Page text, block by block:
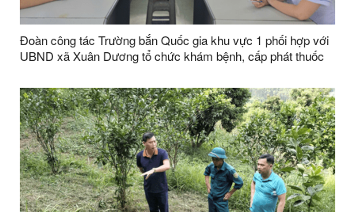
Đoàn công tác Trường bắn Quốc gia khu vực 1 phối hợp với
UBND xã Xuân Dương tổ chức khám bệnh, cấp phát thuốc
địa bàn xã Xuân Dương